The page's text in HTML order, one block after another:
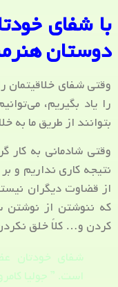
با شفای
دوستان
وقتی شفای خلاقیتمان
را یاد بگیریم،
بتوانند از طریق ما به
وقتی شادمانی به کار
نتیجه کاری نداریم و
از قضاوت دیگران
که ننوشتن از
کردن و… کلاً خلق
شفای خودتان
است. ” جولیا